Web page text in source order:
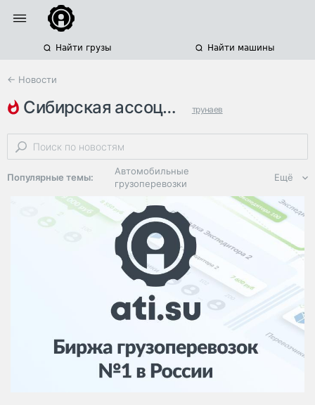
Найти грузы Найти машины
← Новости
сибирская ассоциация автопере… трунаев
тариф за проезд по федеральным трассам платон
Популярные темы:
Автомобильные
грузоперевозки
Региональная
логистика
ЭДО, ИТ в
логистике
Дороги,
инфраструктура
Логистика, грузы
Негабаритные и
опасные грузы
Безопасность и
Ещё